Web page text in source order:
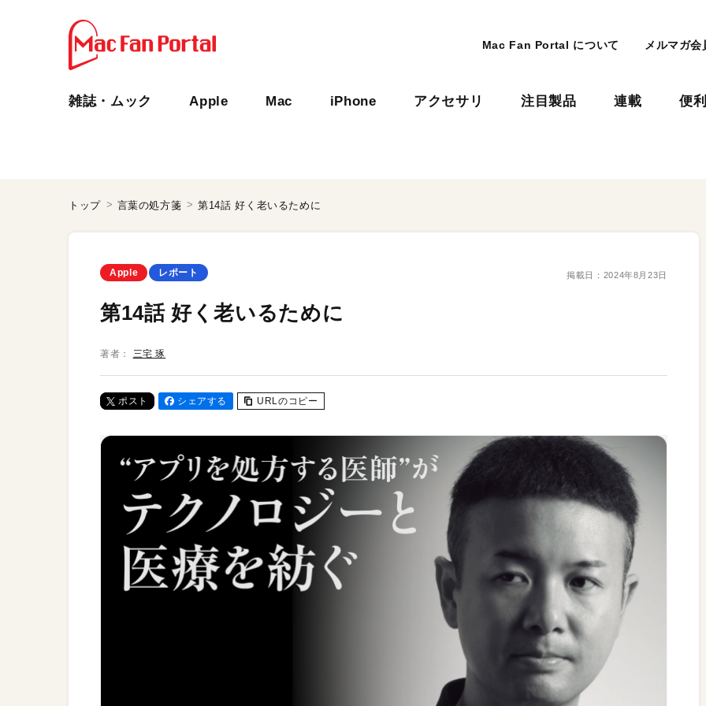
Mac Fan Portal について メルマガ会
雑誌・ムック Apple Mac iPhone アクセサリ 注目製品 連載 便
トップ 言葉の処方箋 第14話 好く老いるために
Apple レポート 掲載日： 2024年8月23日
第14話 好く老いるために
著者： 三宅 琢
ポスト シェアする URLのコピー